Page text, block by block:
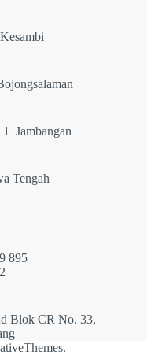
Jambangan
Tengah
895
Blok CR No. 33,
.